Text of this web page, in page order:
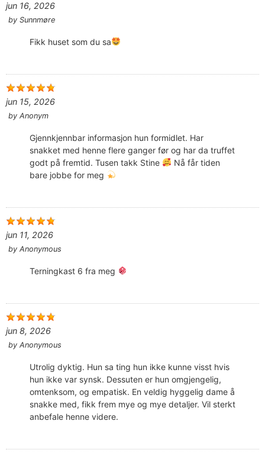
jun 16, 2026
by Sunnmøre
Fikk huset som du sa
jun 15, 2026
by Anonym
Gjennkjennbar informasjon hun formidlet. Har
snakket med henne flere ganger før og har da truffet
godt på fremtid. Tusen takk Stine
Nå får tiden
bare jobbe for meg
jun 11, 2026
by Anonymous
Terningkast 6 fra meg
jun 8, 2026
by Anonymous
Utrolig dyktig. Hun sa ting hun ikke kunne visst hvis
hun ikke var synsk. Dessuten er hun omgjengelig,
omtenksom, og empatisk. En veldig hyggelig dame å
snakke med, fikk frem mye og mye detaljer. Vil sterkt
anbefale henne videre.